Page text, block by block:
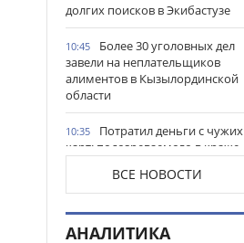
долгих поисков в Экибастузе
10:45
Более 30 уголовных дел
завели на неплательщиков
алиментов в Кызылординской
области
10:35
Потратил деньги с чужих
карт: подозреваемого в краже
Караганде
10:14
Преступный доход
превысил 1 млрд тг:
ВСЕ НОВОСТИ
АНАЛИТИКА